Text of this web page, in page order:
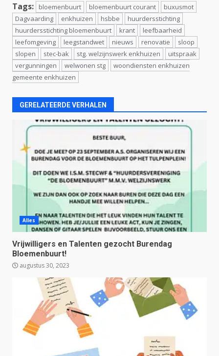
Tags: bloemenbuurt bloemenbuurt courant
buxusmot
Dagvaarding
enkhuizen hsbbe
huurdersstichting
huurdersstichting bloemenbuurt
krant
leefbaarheid
leefomgeving
leegstandwet nieuws renovatie
sloop
slopen
stec-bak stg. welzijnswerk enkhuizen
uitspraak
vergunningen
welwonen stg
woondiensten enkhuizen
gemeente enkhuizen
GERELATEERDE VERHALEN
Alles
Vrijwilligers en Talenten gezocht Burendag
Bloemenbuurt!
augustus 30, 2023